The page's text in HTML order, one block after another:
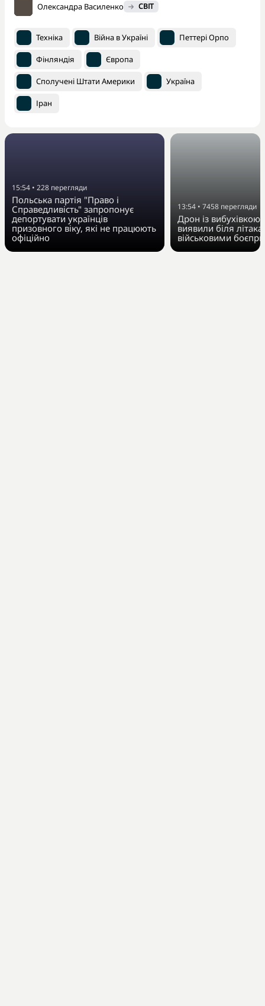
Олександра Василенко СВІТ
Техніка Війна в Україні Петтері Орпо
Фінляндія Європа
Сполучені Штати Америки Україна
Іран
15:54 • 228 перегляди
Польська партія "Право і
Справедливість" запропонує
депортувати українців
призовного віку, які не працюють
офіційно
13:54 • 7458 перегляди
Дрон із вибухівкою
виявили біля літака
військовими